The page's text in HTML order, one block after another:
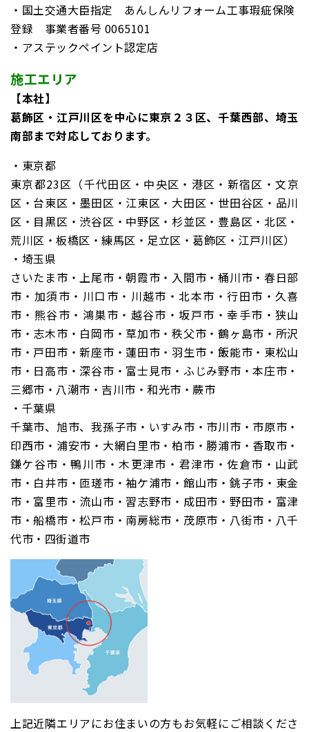
・国土交通大臣指定 あんしんリフォーム工事瑕疵保険
登録 事業者番号 0065101
・アステックペイント認定店
施工エリア
【本社】
葛飾区・江戸川区を中心に東京２３区、千葉西部、埼玉
南部まで対応しております。
・東京都
東京都23区（千代田区・中央区・港区・新宿区・文京
区・台東区・墨田区・江東区・大田区・世田谷区・品川
区・目黒区・渋谷区・中野区・杉並区・豊島区・北区・
荒川区・板橋区・練馬区・足立区・葛飾区・江戸川区）
・埼玉県
さいたま市・上尾市・朝霞市・入間市・桶川市・春日部
市・加須市・川口市・川越市・北本市・行田市・久喜
市・熊谷市・鴻巣市・越谷市・坂戸市・幸手市・狭山
市・志木市・白岡市・草加市・秩父市・鶴ヶ島市・所沢
市・戸田市・新座市・蓮田市・羽生市・飯能市・東松山
市・日高市・深谷市・富士見市・ふじみ野市・本庄市・
三郷市・八潮市・吉川市・和光市・蕨市
・千葉県
千葉市、旭市、我孫子市・いすみ市・市川市・市原市・
印西市・浦安市・大網白里市・柏市・勝浦市・香取市・
鎌ケ谷市・鴨川市・木更津市・君津市・佐倉市・山武
市・白井市・匝瑳市・袖ケ浦市・館山市・銚子市・東金
市・富里市・流山市・習志野市・成田市・野田市・富津
市・船橋市・松戸市・南房総市・茂原市・八街市・八千
代市・四街道市
上記近隣エリアにお住まいの方もお気軽にご相談くださ